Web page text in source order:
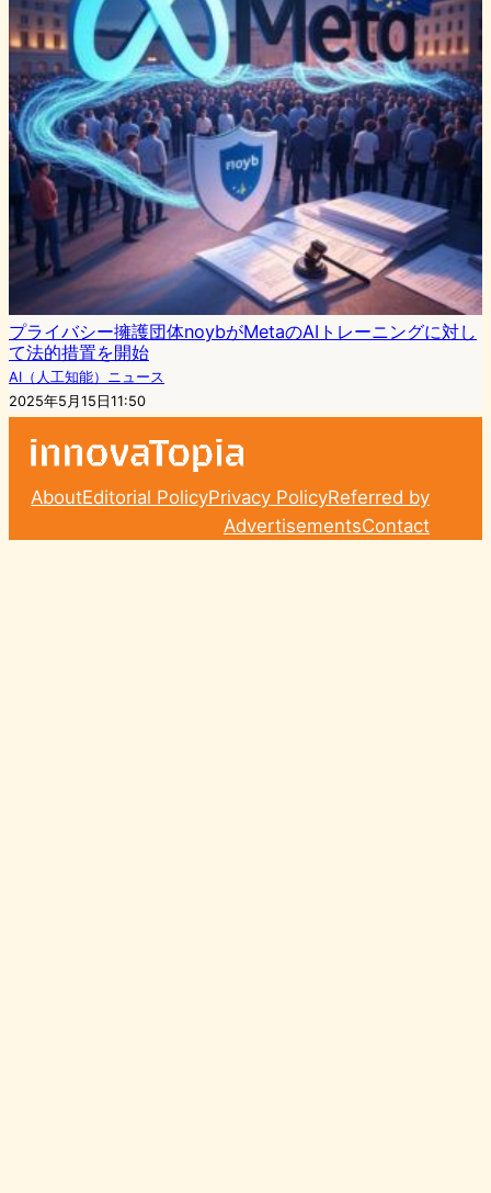
プライバシー擁護団体noybがMetaのAIトレーニングに対し
て法的措置を開始
AI（人工知能）ニュース
2025年5月15日11:50
AboutEditorial PolicyPrivacy PolicyReferred by
AdvertisementsContact